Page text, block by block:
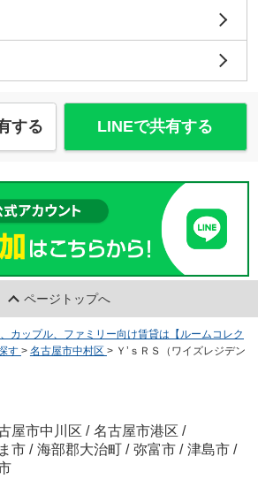
する LINEで共有する
ページトップへ
カップル、ファミリー向け賃貸は【ルームコレク
す > 名古屋市中村区 > Ｙ’ｓＲＳ（ワイズレジデン
屋市中川区 / 名古屋市港区 /
市 / 海部郡大治町 / 弥富市 / 津島市 /